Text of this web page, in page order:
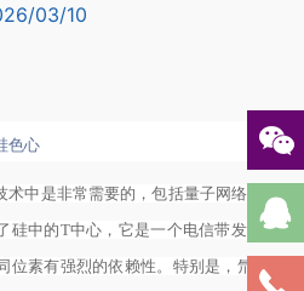
03/10
色心
中是非常需要的，包括量子网络和
硅中的T中心，它是一个电信带发射
位素有强烈的依赖性。特别是，氘T